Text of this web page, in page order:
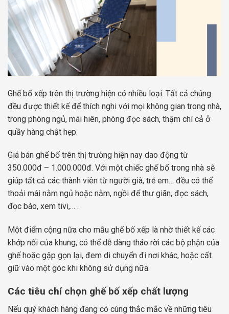
Ghế bố xếp trên thị trường hiện có nhiều loại. Tất cả chúng
đều được thiết kế để thích nghi với mọi không gian trong nhà,
trong phòng ngủ, mái hiên, phòng đọc sách, thậm chí cả ở
quầy hàng chật hẹp.
Giá bán ghế bố trên thị trường hiện nay dao động từ
350.000đ – 1.000.000đ. Với một chiếc ghế bố trong nhà sẽ
giúp tất cả các thành viên từ người già, trẻ em… đều có thể
thoải mái nằm ngủ hoặc nằm, ngồi để thư giãn, đọc sách,
đọc báo, xem tivi,… .
Một điểm cộng nữa cho mẫu ghế bố xếp là nhờ thiết kế các
khớp nối của khung, có thể dễ dàng tháo rời các bộ phận của
ghế hoặc gập gọn lại, đem di chuyển đi nơi khác, hoặc cất
giữ vào một góc khi không sử dụng nữa.
Các tiêu chí chọn ghế bố xếp chất lượng
Nếu quý khách hàng đang có cùng thắc mắc về những tiêu